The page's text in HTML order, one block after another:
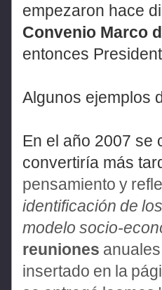
empezaron hace
Convenio Marco
entonces
Algunos ejemplos
En el año 2007 se
convertiría más
pensamiento y
identificación de
modelo socio-
reuniones
insertado en la